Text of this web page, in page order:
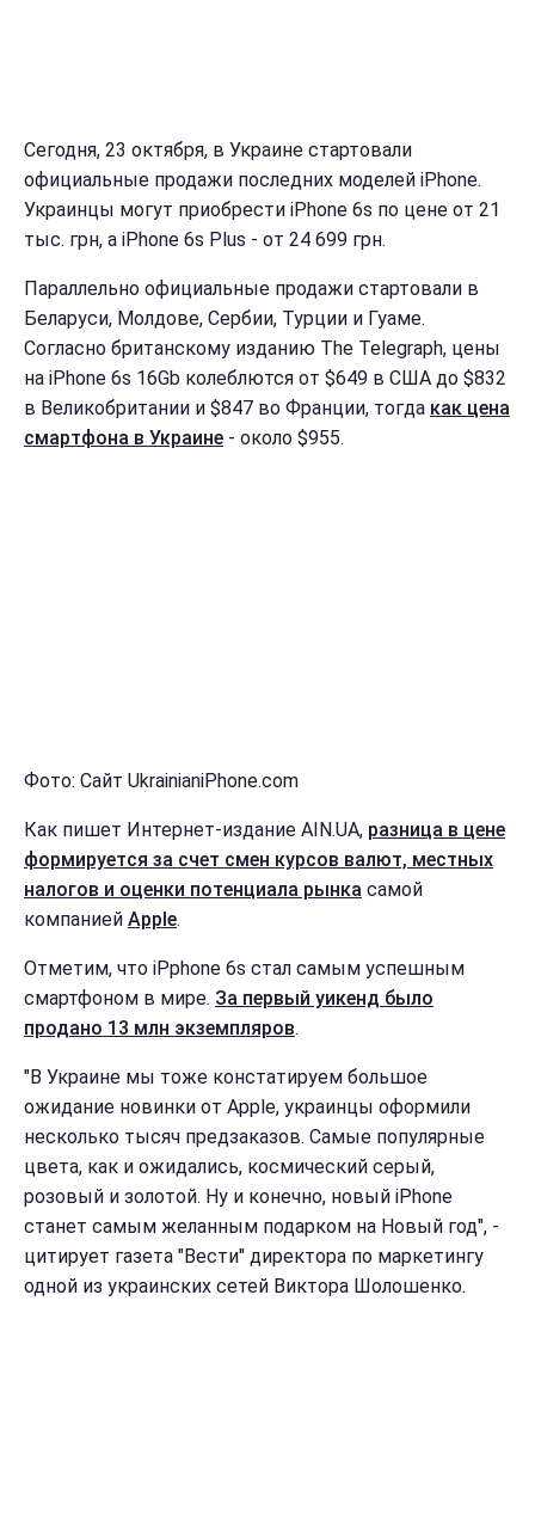
Сегодня, 23 октября, в Украине стартовали
официальные продажи последних моделей iPhone.
Украинцы могут приобрести iPhone 6s по цене от 21
тыс. грн, а iPhone 6s Plus - от 24 699 грн.
Параллельно официальные продажи стартовали в
Беларуси, Молдове, Сербии, Турции и Гуаме.
Согласно британскому изданию The Telegraph, цены
на iPhone 6s 16Gb колеблются от $649 в США до $832
в Великобритании и $847 во Франции, тогда как цена
смартфона в Украине - около $955.
Фото: Сайт UkrainianiPhone.com
Как пишет Интернет-издание AIN.UA, разница в цене
формируется за счет смен курсов валют, местных
налогов и оценки потенциала рынка самой
компанией Apple.
Отметим, что iPphone 6s стал самым успешным
смартфоном в мире. За первый уикенд было
продано 13 млн экземпляров.
"В Украине мы тоже констатируем большое
ожидание новинки от Apple, украинцы оформили
несколько тысяч предзаказов. Самые популярные
цвета, как и ожидались, космический серый,
розовый и золотой. Ну и конечно, новый iPhone
станет самым желанным подарком на Новый год", -
цитирует газета "Вести" директора по маркетингу
одной из украинских сетей Виктора Шолошенко.